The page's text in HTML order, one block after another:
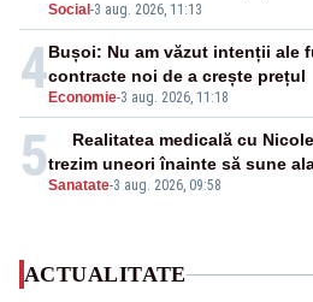
Social -3 aug. 2026, 11:13
publice
4 Economie-3 aug. 2026, 11:18
Bușoi: Nu am văzut intenții ale
contracte noi de a crește prețul
5Sanatate-3 aug. 2026, 09:58
Realitatea medicală cu
trezim uneori înainte să sune
ACTUALITATE